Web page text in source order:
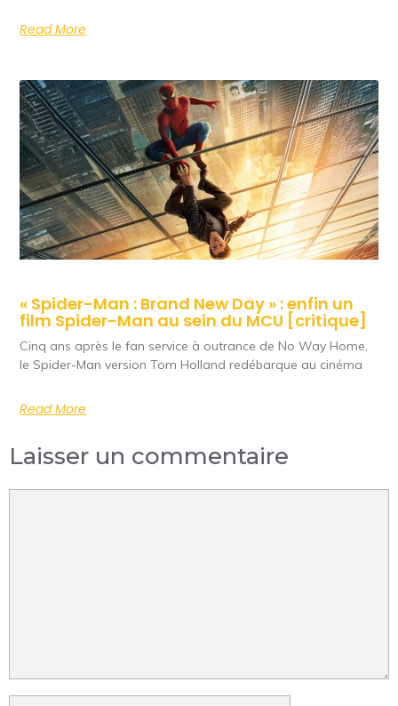
Read More
« Spider-Man : Brand New Day » : enfin un
film Spider-Man au sein du MCU [critique]
Cinq ans après le fan service à outrance de No Way Home,
le Spider-Man version Tom Holland redébarque au cinéma
Read More
Laisser un commentaire